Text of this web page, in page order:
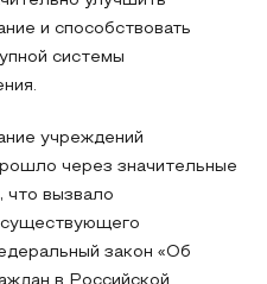
и способствовать
системы
учреждений
через значительные
что вызвало
закон «Об